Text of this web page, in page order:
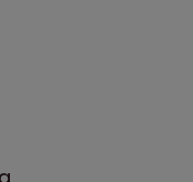
România și